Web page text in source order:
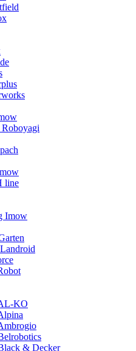
line
Imow
KO
& Decker